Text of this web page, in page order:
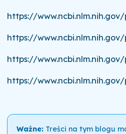
https://
https://
https://
https://
Ważne:Treści na tym blogu